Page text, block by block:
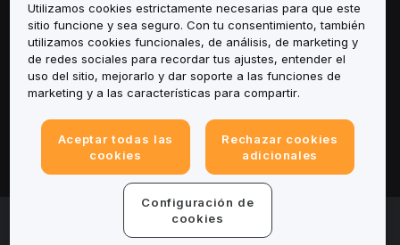
Servicios
Soporte
© 2025-2026 Bybit.eu. All rights reserved.
Utilizamos cookies estrictamente necesarias para que este
sitio funcione y sea seguro. Con tu consentimiento, también
utilizamos cookies funcionales, de análisis, de marketing y
de redes sociales para recordar tus ajustes, entender el
uso del sitio, mejorarlo y dar soporte a las funciones de
marketing y a las características para compartir.
Aceptar todas las
cookies
Rechazar cookies
adicionales
Configuración de
cookies